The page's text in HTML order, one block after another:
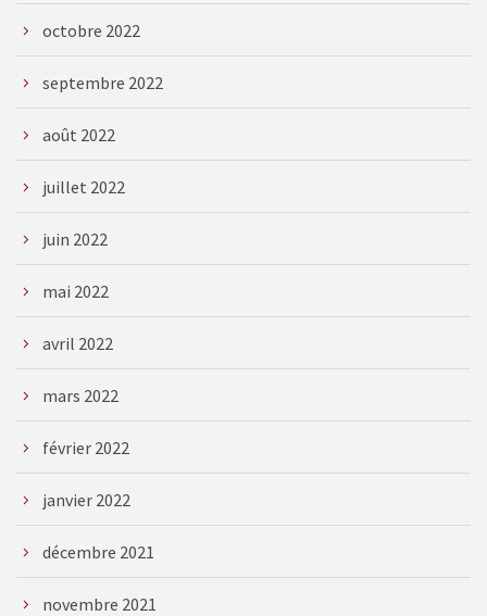
octobre 2022
septembre 2022
août 2022
juillet 2022
juin 2022
mai 2022
avril 2022
mars 2022
février 2022
janvier 2022
décembre 2021
novembre 2021